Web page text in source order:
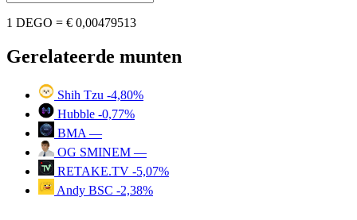
1 DEGO = € 0,00479513
Gerelateerde munten
Shih Tzu -4,80%
Hubble -0,77%
BMA —
OG SMINEM —
RETAKE.TV -5,07%
Andy BSC -2,38%